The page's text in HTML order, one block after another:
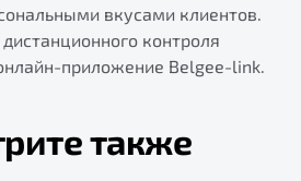
вкусами клиентов.
контроля
приложение Belgee-link.
также